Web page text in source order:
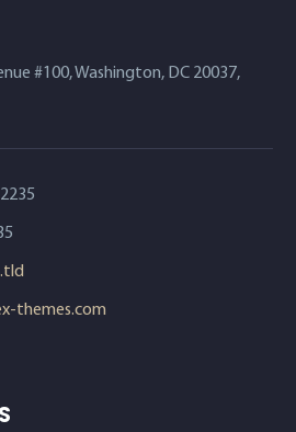
#100, Washington, DC 20037,
themes.com